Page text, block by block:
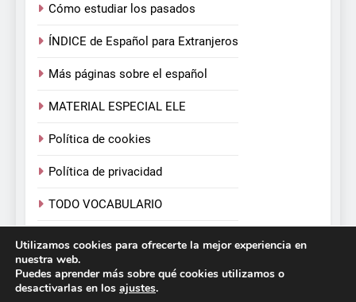
Cómo estudiar los pasados
ÍNDICE de Español para Extranjeros
Más páginas sobre el español
MATERIAL ESPECIAL ELE
Política de cookies
Política de privacidad
TODO VOCABULARIO
Español para Extranjeros. Victoria Monera y Carmen
Utilizamos cookies para ofrecerte la mejor experiencia en
nuestra web.
Puedes aprender más sobre qué cookies utilizamos o
desactivarlas en los ajustes.